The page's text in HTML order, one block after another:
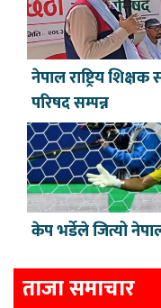
नेपाल राष्ट्रिय
परिषद सम्पन्न
केप भर्डेले जित्यो
ताजा समाचार